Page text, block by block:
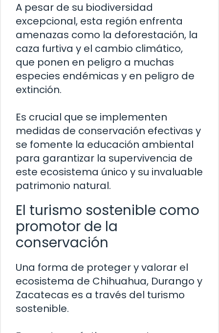
A pesar de su biodiversidad
excepcional, esta región enfrenta
amenazas como la deforestación, la
caza furtiva y el cambio climático,
que ponen en peligro a muchas
especies endémicas y en peligro de
extinción.
Es crucial que se implementen
medidas de conservación efectivas y
se fomente la educación ambiental
para garantizar la supervivencia de
este ecosistema único y su invaluable
patrimonio natural.
El turismo sostenible como
promotor de la
conservación
Una forma de proteger y valorar el
ecosistema de Chihuahua, Durango y
Zacatecas es a través del turismo
sostenible.